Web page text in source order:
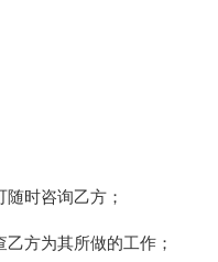
时咨询乙方；
方为其所做的工作；